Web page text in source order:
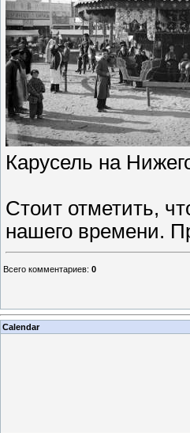
Карусель на
Стоит отметить,
нашего времени.
Всего комментариев: 0
Calendar